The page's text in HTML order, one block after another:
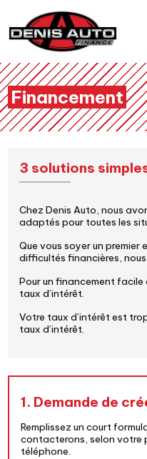
Financement
3 solutions
Chez Denis Auto, nous
adaptés pour toutes les
Que vous soyer un premier
difficultés financières,
Pour un financement
taux d’intérêt.
Votre taux d’intérêt est
taux d’intérêt.
1. Demande de
Remplissez un court
contacterons, selon votre
téléphone.